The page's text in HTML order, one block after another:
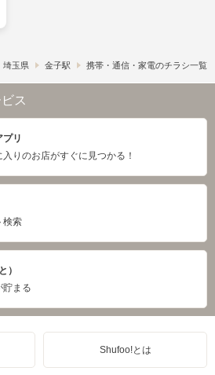
埼玉県 金子駅 携帯・通信・家電のチラシ一覧
ス
プリ
りのお店がすぐに見つかる！
検索
）
貯まる
Shufoo!とは